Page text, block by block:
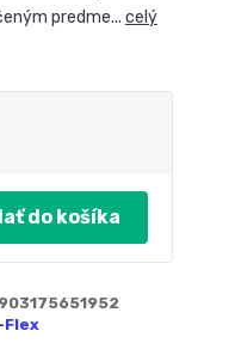
predme... celý
do košíka
Flex